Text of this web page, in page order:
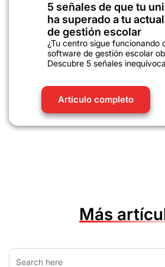
5 señales de que tu
ha superado a tu
de gestión escolar
¿Tu centro sigue funcionando
software de gestión escolar
Descubre 5 señales
Artículo completo
Más
Buscar: